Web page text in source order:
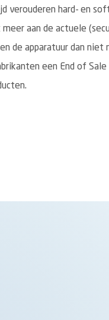
verouderen hard- en
meer aan de actuele
de apparatuur dan
een End of